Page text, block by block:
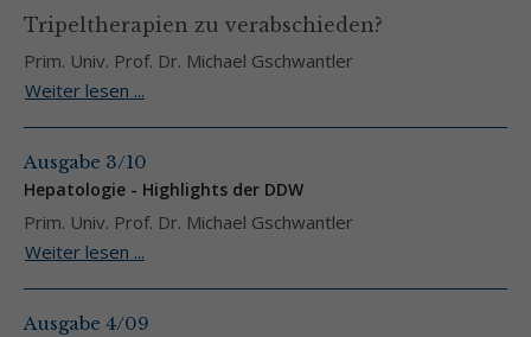
Tripeltherapien zu verabschieden?
Prim. Univ. Prof. Dr. Michael Gschwantler
Weiter lesen ...
Ausgabe 3/10
Hepatologie - Highlights der DDW
Prim. Univ. Prof. Dr. Michael Gschwantler
Weiter lesen ...
Ausgabe 4/09